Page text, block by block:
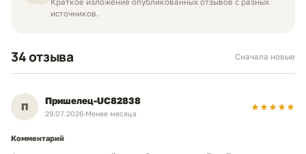
Neoprint_ykt@mail.ru
Мобильная печать Нет
Функции безопасности —
габариты / вес
Габариты (ШхВхГ)
Краткое изложение опубликованных отзывов с разных
источников.
34 отзыва Сначала новые
П Пришелец-UC82838
29.07.2026·Менее месяца
Комментарий